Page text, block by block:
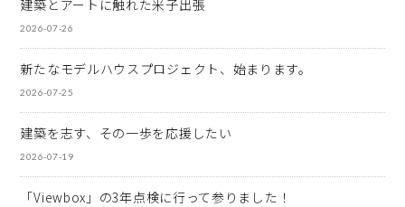
建築とアートに触れた米子出張
2026-07-26
新たなモデルハウスプロジェクト、始まります。
2026-07-25
建築を志す、その一歩を応援したい
2026-07-19
「Viewbox」の3年点検に行って参りました！